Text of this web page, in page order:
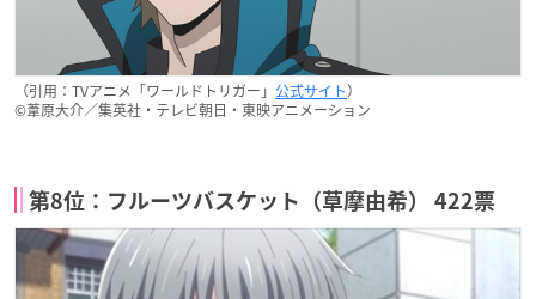
（引用：TVアニメ「ワールドトリガー」 公式サイト）
©葦原大介／集英社・テレビ朝日・東映アニメーション
第8位：フルーツバスケット（草摩由希） 422票